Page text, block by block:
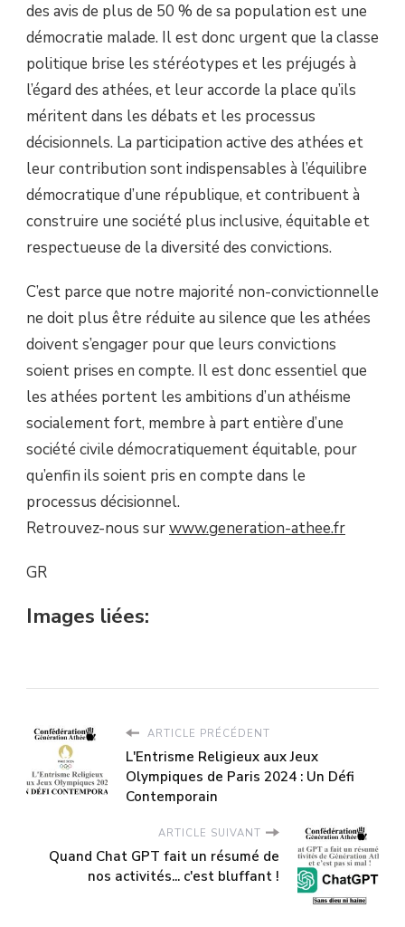
des avis de plus de 50 % de sa population est une
démocratie malade. Il est donc urgent que la classe
politique brise les stéréotypes et les préjugés à
l’égard des athées, et leur accorde la place qu’ils
méritent dans les débats et les processus
décisionnels. La participation active des athées et
leur contribution sont indispensables à l’équilibre
démocratique d’une république, et contribuent à
construire une société plus inclusive, équitable et
respectueuse de la diversité des convictions.
C’est parce que notre majorité non-convictionnelle
ne doit plus être réduite au silence que les athées
doivent s’engager pour que leurs convictions
soient prises en compte. Il est donc essentiel que
les athées portent les ambitions d’un athéisme
socialement fort, membre à part entière d’une
société civile démocratiquement équitable, pour
qu’enfin ils soient pris en compte dans le
processus décisionnel.
Retrouvez-nous surwww.generation-athee.fr
GR
Images liées:
ARTICLE PRÉCÉDENT
L'Entrisme Religieux aux Jeux
Olympiques de Paris 2024 : Un Défi
Contemporain
ARTICLE SUIVANT
Quand Chat GPT fait un résumé de
nos activités... c'est bluffant !